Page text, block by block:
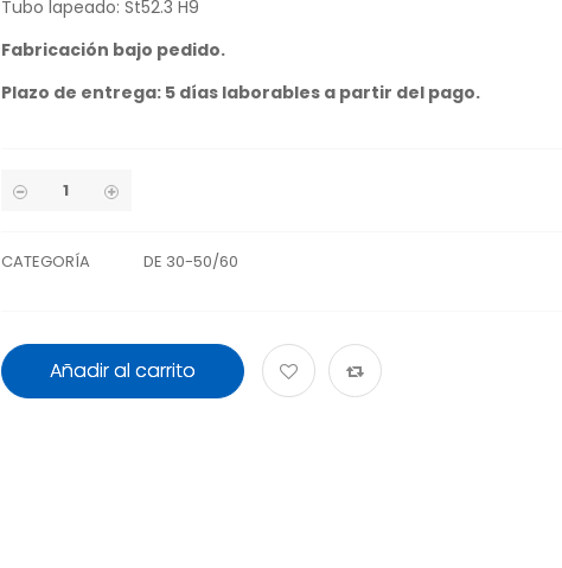
Tubo lapeado: St52.3 H9
Fabricación bajo pedido.
Plazo de entrega: 5 días laborables a partir del pago.
CATEGORÍA DE 30-50/60
Añadir al carrito